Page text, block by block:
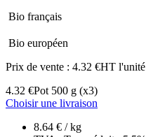
Bio français
Bio européen
Prix de vente : 4.32 €HT l'unité
4.32 €Pot 500 g (x3)
Choisir une livraison
8.64 € / kg